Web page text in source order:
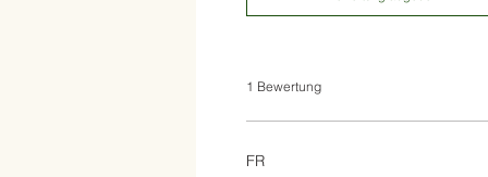
1 Bewertung
FR